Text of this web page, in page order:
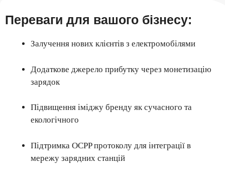
Переваги для вашого бізнесу:
Залучення нових клієнтів з електромобілями
Додаткове джерело прибутку через монетизацію
зарядок
Підвищення іміджу бренду як сучасного та
екологічного
Підтримка OCPP протоколу для інтеграції в
мережу зарядних станцій